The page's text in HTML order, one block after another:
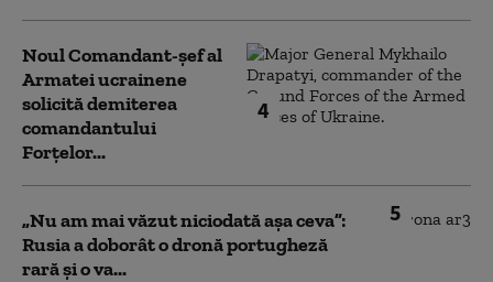
4
Noul Comandant-șef al
Armatei ucrainene
solicită demiterea
comandantului
Forțelor...
5
„Nu am mai văzut niciodată așa ceva”:
Rusia a doborât o dronă portugheză
rară și o va...